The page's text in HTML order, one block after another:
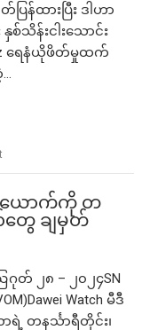
ြန်ထားပြီး ဒါဟာ
သိန်းငါးသောင်း
ရေနံယိုဖိတ်မှုထက်
စ်ယောက်ကို တ
ေ ချမှတ်
ဂုတ် ၂၈ – ၂၀၂၄SN
Watch မီဒီ
ရဲ့ တနင်္သာရီတိုင်း၊